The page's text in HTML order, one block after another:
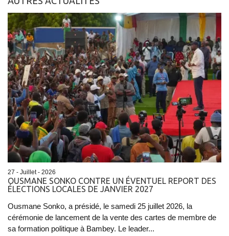
27 - Juillet - 2026
OUSMANE SONKO CONTRE UN ÉVENTUEL REPORT DES
ÉLECTIONS LOCALES DE JANVIER 2027
Ousmane Sonko, a présidé, le samedi 25 juillet 2026, la
cérémonie de lancement de la vente des cartes de membre de
sa formation politique à Bambey. Le leader...